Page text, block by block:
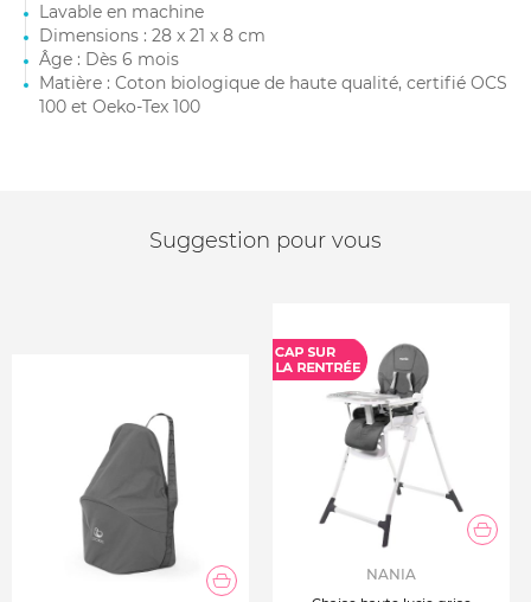
Lavable en machine
Dimensions : 28 x 21 x 8 cm
Âge : Dès 6 mois
Matière : Coton biologique de haute qualité, certifié OCS
100 et Oeko-Tex 100
Suggestion pour vous
NANIA